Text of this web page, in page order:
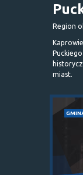
Region
miast.